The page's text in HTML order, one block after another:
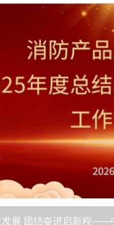
定证书后方
得，不仅是
规性的权威
市场应用奠
建高效灭火“
技术往往难
库+顶尖学
擎，在中国
团队领衔...
量安全促进会消防产品